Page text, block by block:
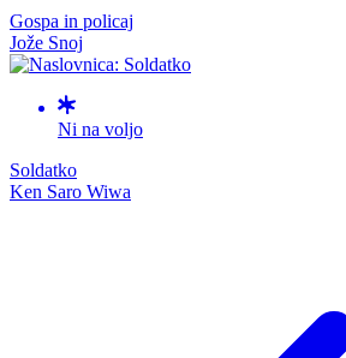
Gospa in policaj
Jože Snoj
Ni na voljo
Soldatko
Ken Saro Wiwa